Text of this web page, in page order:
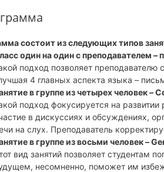
состоит из следующих типов
один на один с преподавателем
подход позволяет преподавателю
4 главных аспекта языка –
в группе из четырех человек –
подход фокусируется на
в дискуссиях и обсуждениях,
на слух. Преподаватель
в группе из восьми человек –
вид занятий позволяет студентам
несомненно, поможет им